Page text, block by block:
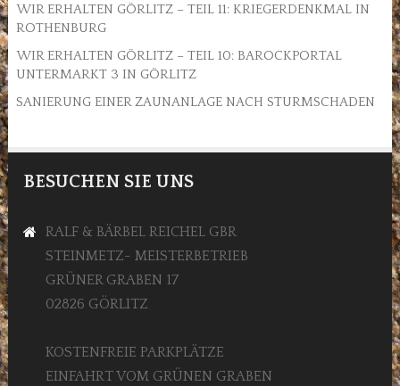
WIR ERHALTEN GÖRLITZ – TEIL 11: KRIEGERDENKMAL IN
ROTHENBURG
WIR ERHALTEN GÖRLITZ – TEIL 10: BAROCKPORTAL
UNTERMARKT 3 IN GÖRLITZ
SANIERUNG EINER ZAUNANLAGE NACH STURMSCHADEN
BESUCHEN SIE UNS
RALF & BÄRBEL REICHEL GBR
STEINMETZ- MEISTERBETRIEB
GRÜNER GRABEN 17
02826 GÖRLITZ
KOSTENFREIE PARKPLÄTZE
EINFAHRT VOM GRÜNEN GRABEN